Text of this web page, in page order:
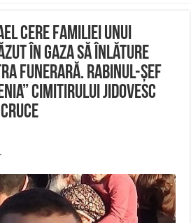
cere familiei unui
în Gaza să înlăture
funerară. Rabinul-Șef
cimitirului jidovesc